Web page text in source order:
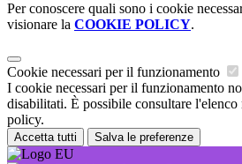
Per conoscere quali sono i cookie
visionare la COOKIE POLICY.
Cookie necessari per il funzionamento
I cookie necessari per il funzionamento
disabilitati. È possibile consultare
policy.
Accetta tutti Salva le preferenze